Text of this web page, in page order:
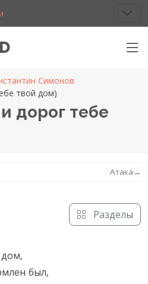
Симонов
твой дом)
дорог тебе
Атака→
Разделы
дом,
был,